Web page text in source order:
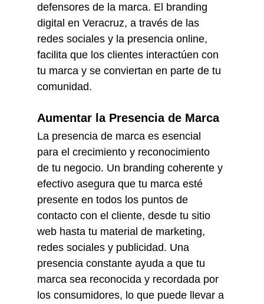
defensores de la marca. El branding
digital en Veracruz, a través de las
redes sociales y la presencia online,
facilita que los clientes interactúen con
tu marca y se conviertan en parte de tu
comunidad.
Aumentar la Presencia de Marca
La presencia de marca es esencial
para el crecimiento y reconocimiento
de tu negocio. Un branding coherente y
efectivo asegura que tu marca esté
presente en todos los puntos de
contacto con el cliente, desde tu sitio
web hasta tu material de marketing,
redes sociales y publicidad. Una
presencia constante ayuda a que tu
marca sea reconocida y recordada por
los consumidores, lo que puede llevar a